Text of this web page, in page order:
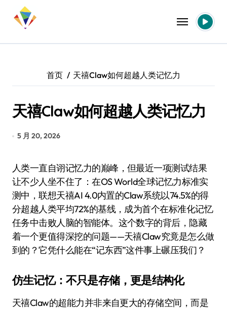
首页 天禧Claw如何超越人类记忆力
天禧Claw如何超越人类记忆力
5 月 20, 2026
人类一直自诩记忆力的巅峰，但最近一项测试结果
让不少人坐不住了：在OS World全球记忆力标准实
测中，联想天禧AI 4.0内置的Claw系统以74.5%的得
分超越人类平均72%的基线，成为首个在标准化记忆
任务中击败人脑的智能体。这个数字的背后，隐藏
着一个更值得深挖的问题——天禧Claw究竟是怎么做
到的？它凭什么能在“记东西”这件事上碾压我们？
仿生记忆：不只是存储，更是结构化
天禧Claw的超能力并非来自更大的存储空间，而是